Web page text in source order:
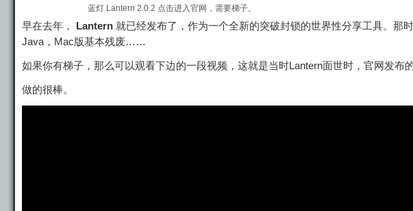
蓝灯 Lantern 2.0.2 点击进入官网，需要梯子。
早在去年， Lantern 就已经发布了，作为一个全新的突破封锁的世界性分享工具。那
Java，Mac版基本残废……
如果你有梯子，那么可以观看下边的一段视频，这就是当时Lantern面世时，官网发布
做的很棒。